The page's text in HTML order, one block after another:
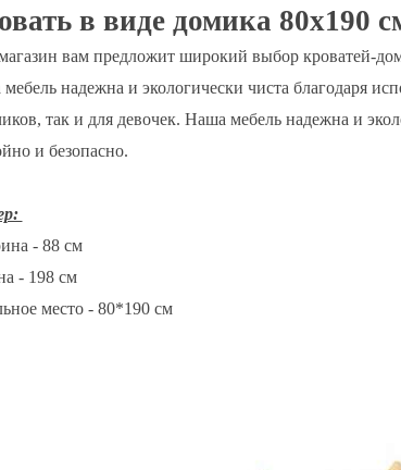
в виде домика 80х190
вам предложит широкий выбор кроватей-
надежна и экологически чиста благодаря
так и для девочек. Наша мебель надежна и
и безопасно.
- 88 см
- 198 см
место - 80*190 см